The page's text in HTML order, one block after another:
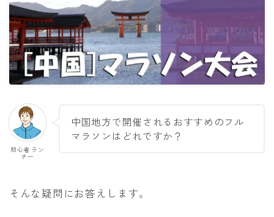
ランニングギア・装備
シューズ
ウェア
アクセサリー
練習メニュー・走り方
ランニング基礎知識
食事と栄養
初心者ラン
ナー
中国地方で開催されるおすすめのフル
マラソンはどれですか？
そんな疑問にお答えします。